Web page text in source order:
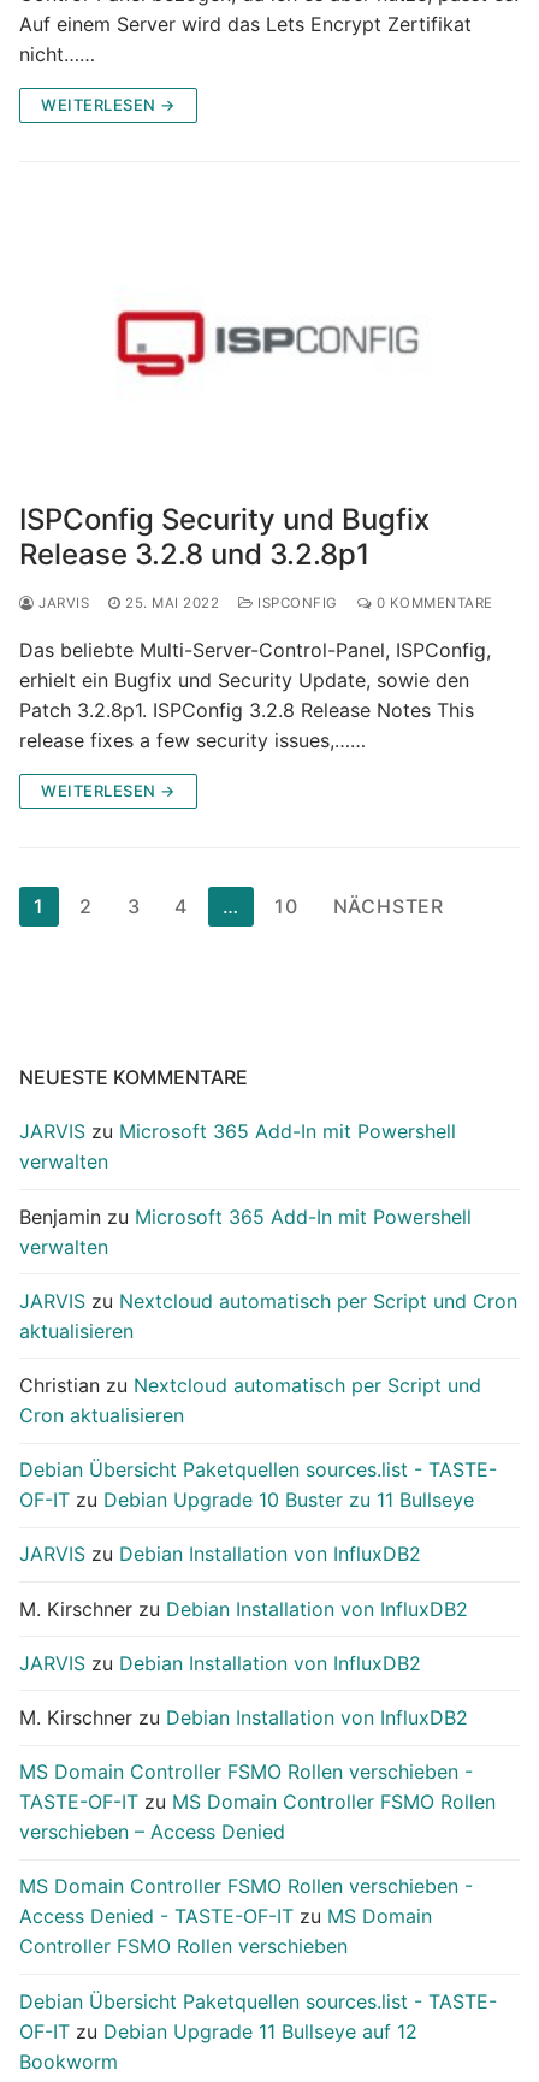
Auf einem Server wird das Lets Encrypt Zertifikat
nicht……
WEITERLESEN →
ISPConfig Security und Bugfix
Release 3.2.8 und 3.2.8p1
JARVIS 25. MAI 2022 ISPCONFIG 0 KOMMENTARE
Das beliebte Multi-Server-Control-Panel, ISPConfig,
erhielt ein Bugfix und Security Update, sowie den
Patch 3.2.8p1. ISPConfig 3.2.8 Release Notes This
release fixes a few security issues,……
WEITERLESEN →
Seitennummerierung
der
1 2 3 4 … 10 NÄCHSTER
NEUESTE KOMMENTARE
JARVIS zu Microsoft 365 Add-In mit Powershell
verwalten
Benjamin zu Microsoft 365 Add-In mit Powershell
verwalten
JARVIS zu Nextcloud automatisch per Script und Cron
aktualisieren
Christian zu Nextcloud automatisch per Script und
Cron aktualisieren
Debian Übersicht Paketquellen sources.list - TASTE-
OF-IT zu Debian Upgrade 10 Buster zu 11 Bullseye
JARVIS zu Debian Installation von InfluxDB2
M. Kirschner zu Debian Installation von InfluxDB2
JARVIS zu Debian Installation von InfluxDB2
M. Kirschner zu Debian Installation von InfluxDB2
MS Domain Controller FSMO Rollen verschieben -
TASTE-OF-IT zu MS Domain Controller FSMO Rollen
verschieben – Access Denied
MS Domain Controller FSMO Rollen verschieben -
Access Denied - TASTE-OF-IT zu MS Domain
Controller FSMO Rollen verschieben
Debian Übersicht Paketquellen sources.list - TASTE-
OF-IT zu Debian Upgrade 11 Bullseye auf 12
Bookworm